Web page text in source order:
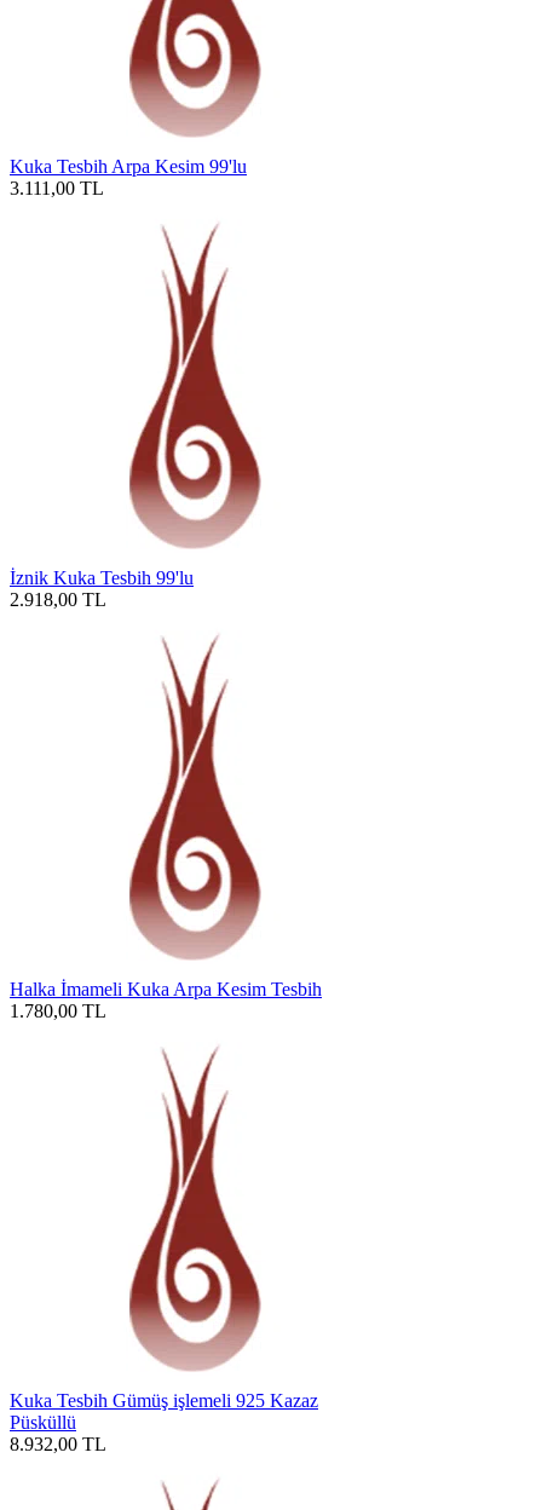
Kuka Tesbih Arpa Kesim 99'lu
3.111,00 TL
İznik Kuka Tesbih 99'lu
2.918,00 TL
Halka İmameli Kuka Arpa Kesim Tesbih
1.780,00 TL
Kuka Tesbih Gümüş işlemeli 925 Kazaz
Püsküllü
8.932,00 TL